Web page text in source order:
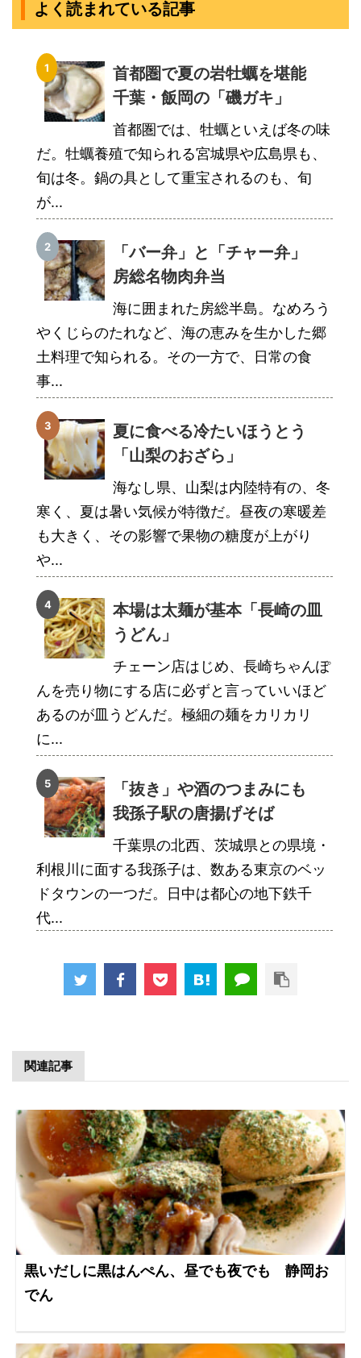
よく読まれている記事
首都圏で夏の岩牡蠣を堪能
千葉・飯岡の「磯ガキ」
首都圏では、牡蠣といえば冬の味
だ。牡蠣養殖で知られる宮城県や広島県も、
旬は冬。鍋の具として重宝されるのも、旬
が...
「バー弁」と「チャー弁」
房総名物肉弁当
海に囲まれた房総半島。なめろう
やくじらのたれなど、海の恵みを生かした郷
土料理で知られる。その一方で、日常の食
事...
夏に食べる冷たいほうとう
「山梨のおざら」
海なし県、山梨は内陸特有の、冬
寒く、夏は暑い気候が特徴だ。昼夜の寒暖差
も大きく、その影響で果物の糖度が上がり
や...
本場は太麺が基本「長崎の皿
うどん」
チェーン店はじめ、長崎ちゃんぽ
んを売り物にする店に必ずと言っていいほど
あるのが皿うどんだ。極細の麺をカリカリ
に...
「抜き」や酒のつまみにも
我孫子駅の唐揚げそば
千葉県の北西、茨城県との県境・
利根川に面する我孫子は、数ある東京のベッ
ドタウンの一つだ。日中は都心の地下鉄千
代...
関連記事
黒いだしに黒はんぺん、昼でも夜でも 静岡お
でん